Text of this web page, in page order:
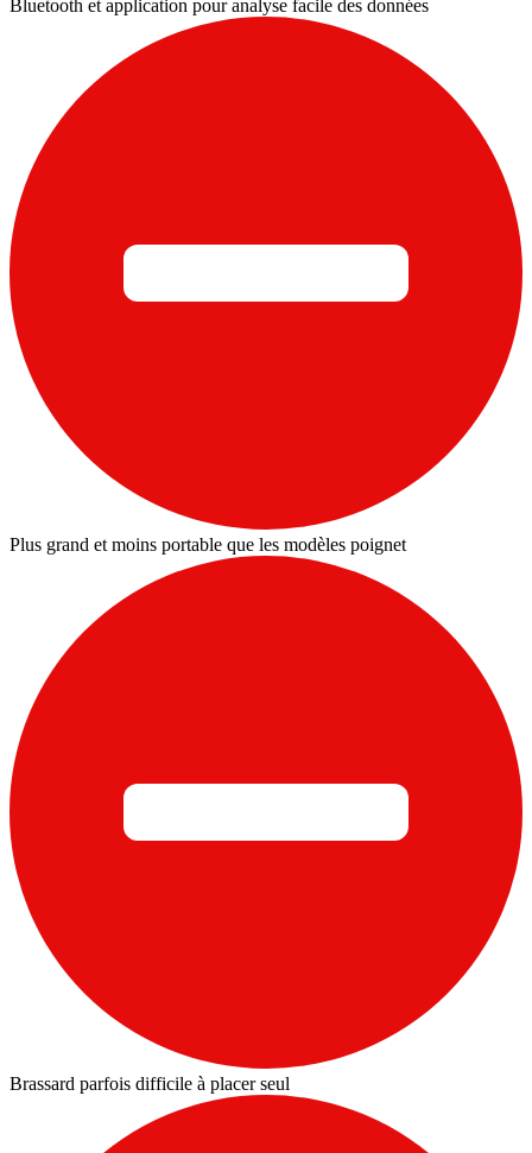
Bluetooth et application pour analyse facile des données
Plus grand et moins portable que les modèles poignet
Brassard parfois difficile à placer seul